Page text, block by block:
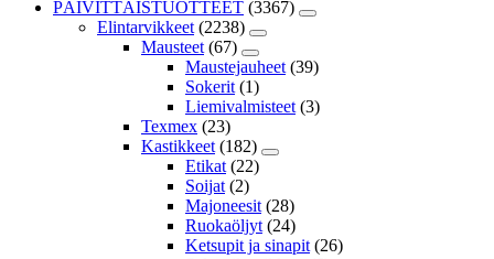
PÄIVITTÄISTUOTTEET (3367)
Elintarvikkeet (2238)
Mausteet (67)
Maustejauheet (39)
Sokerit (1)
Liemivalmisteet (3)
Texmex (23)
Kastikkeet (182)
Etikat (22)
Soijat (2)
Majoneesit (28)
Ruokaöljyt (24)
Ketsupit ja sinapit (26)